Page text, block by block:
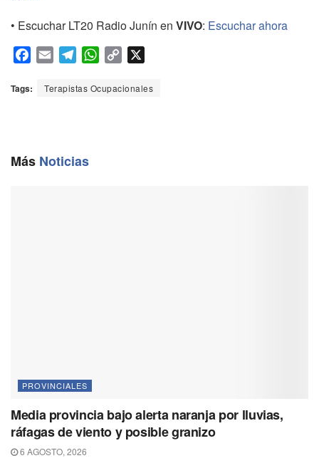
• Escuchar LT20 Radio Junín en VIVO: Escuchar ahora
c
o
a
l
a
W
a
p
Tags: Terapistas Ocupacionales
Más Noticias
PROVINCIALES
Media provincia bajo alerta naranja por lluvias,
ráfagas de viento y posible granizo
6 AGOSTO, 2026